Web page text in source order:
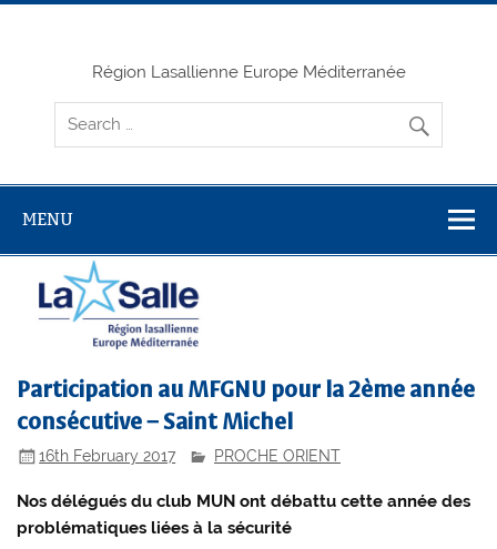
Skip
Région Lasallienne Europe Méditerranée
MENU
Participation au MFGNU pour la 2ème année
consécutive – Saint Michel
16th February 2017 PROCHE ORIENT
Nos délégués du club MUN ont débattu cette année des
problématiques liées à la sécurité